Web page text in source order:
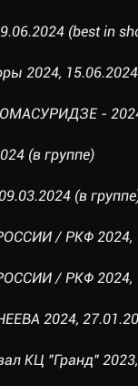
(best in
2024,
-
(в группе)
(в
/ РКФ 2024,
/ РКФ 2024,
2024,
КЦ "Гранд"